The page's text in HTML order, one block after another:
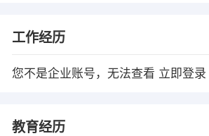
工作经历
您不是企业账号，无法查看 立即登录
教育经历